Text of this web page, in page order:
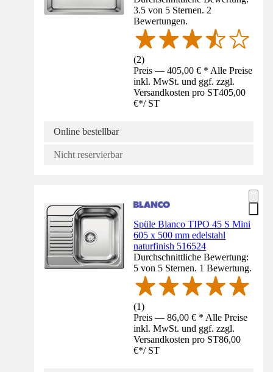
3.5 von 5 Sternen. 2
Bewertungen.
(2)
Preis — 405,00 € * Alle Preise
inkl. MwSt. und ggf. zzgl.
Versandkosten pro ST405,00
€*/ ST
Online bestellbar
Nicht reservierbar
Spüle Blanco TIPO 45 S Mini
605 x 500 mm edelstahl
naturfinish 516524
Durchschnittliche Bewertung:
5 von 5 Sternen. 1 Bewertung.
(1)
Preis — 86,00 € * Alle Preise
inkl. MwSt. und ggf. zzgl.
Versandkosten pro ST86,00
€*/ ST